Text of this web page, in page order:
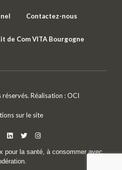
Contactez-nous
de Com VITA Bourgogne
Réalisation :OCI
sur le site
pour la santé, à consommer avec